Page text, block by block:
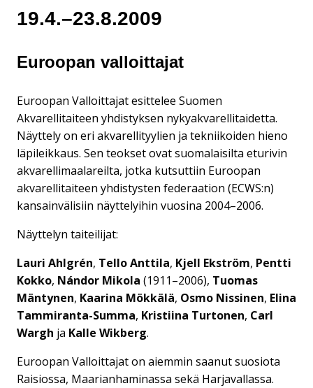
19.4.–23.8.2009
Euroopan valloittajat
Euroopan Valloittajat esittelee Suomen
Akvarellitaiteen yhdistyksen nykyakvarellitaidetta.
Näyttely on eri akvarellityylien ja tekniikoiden hieno
läpileikkaus. Sen teokset ovat suomalaisilta eturivin
akvarellimaalareilta, jotka kutsuttiin Euroopan
akvarellitaiteen yhdistysten federaation (ECWS:n)
kansainvälisiin näyttelyihin vuosina 2004–2006.
Näyttelyn taiteilijat:
Lauri Ahlgrén, Tello Anttila, Kjell Ekström, Pentti
Kokko, Nándor Mikola (1911–2006), Tuomas
Mäntynen, Kaarina Mökkälä, Osmo Nissinen, Elina
Tammiranta-Summa, Kristiina Turtonen, Carl
Wargh ja Kalle Wikberg.
Euroopan Valloittajat on aiemmin saanut suosiota
Raisiossa, Maarianhaminassa sekä Harjavallassa.